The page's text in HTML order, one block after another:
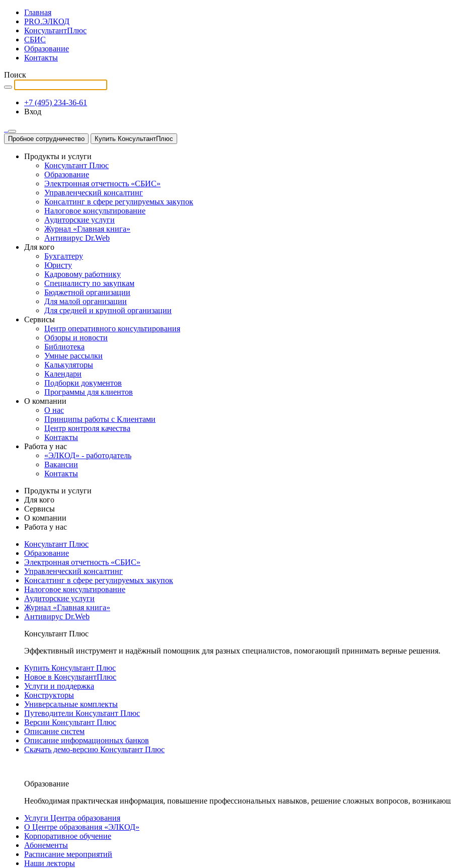
Главная
PRO.ЭЛКОД
КонсультантПлюс
СБИС
Образование
Контакты
Поиск
+7 (495) 234-36-61
Вход
Пробное сотрудничество Купить КонсультантПлюс
Продукты и услуги
Консультант Плюс
Образование
Электронная отчетность «СБИС»
Управленческий консалтинг
Консалтинг в сфере регулируемых закупок
Налоговое консультирование
Аудиторские услуги
Журнал «Главная книга»
Антивирус Dr.Web
Для кого
Бухгалтеру
Юристу
Кадровому работнику
Специалисту по закупкам
Бюджетной организации
Для малой организации
Для средней и крупной организации
Сервисы
Центр оперативного консультирования
Обзоры и новости
Библиотека
Умные рассылки
Калькуляторы
Календари
Подборки документов
Программы для клиентов
О компании
О нас
Принципы работы с Клиентами
Центр контроля качества
Контакты
Работа у нас
«ЭЛКОД» - работодатель
Вакансии
Контакты
Продукты и услуги
Для кого
Сервисы
О компании
Работа у нас
Консультант Плюс
Образование
Электронная отчетность «СБИС»
Управленческий консалтинг
Консалтинг в сфере регулируемых закупок
Налоговое консультирование
Аудиторские услуги
Журнал «Главная книга»
Антивирус Dr.Web
Консультант Плюс
Эффективный инструмент и надёжный помощник для разных специалистов, помогающий принимать верные решения.
Купить Консультант Плюс
Новое в КонсультантПлюс
Услуги и поддержка
Конструкторы
Универсальные комплекты
Путеводители Консультант Плюс
Версии Консультант Плюс
Описание систем
Описание информационных банков
Скачать демо-версию Консультант Плюс
Образование
Необходимая практическая информация, повышение профессиональных навыков, решение сложных вопросов,
Услуги Центра образования
О Центре образования «ЭЛКОД»
Корпоративное обучение
Абонементы
Расписание мероприятий
Наши лекторы